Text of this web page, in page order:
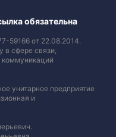
обязательна
59166 от 22.08.2014.
в сфере связи,
унитарное предприятие
и